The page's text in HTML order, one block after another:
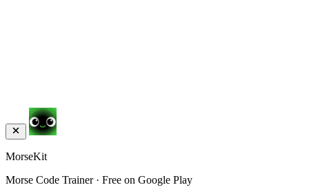
MorseKit
Morse Code Trainer · Free on Google Play